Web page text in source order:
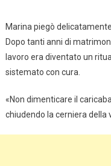
Marina piegò
Dopo tanti anni di
lavoro era diventato un
sistemato con cura.
«Non dimenticare il
chiudendo la cerniera della